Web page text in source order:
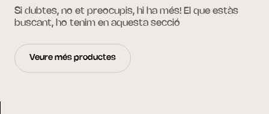
Si dubtes, no et preocupis, hi ha més! El que estàs
buscant, ho tenim en aquesta secció
Veure més productes